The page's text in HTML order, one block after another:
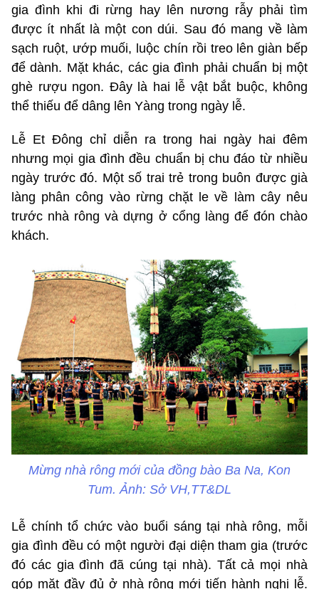
gia đình khi đi rừng hay lên nương rẫy phải tìm
được ít nhất là một con dúi. Sau đó mang về làm
sạch ruột, ướp muối, luộc chín rồi treo lên giàn bếp
để dành. Mặt khác, các gia đình phải chuẩn bị một
ghè rượu ngon. Đây là hai lễ vật bắt buộc, không
thể thiếu để dâng lên Yàng trong ngày lễ.
Lễ Et Đông chỉ diễn ra trong hai ngày hai đêm
nhưng mọi gia đình đều chuẩn bị chu đáo từ nhiều
ngày trước đó. Một số trai trẻ trong buôn được già
làng phân công vào rừng chặt le về làm cây nêu
trước nhà rông và dựng ở cổng làng để đón chào
khách.
Mừng nhà rông mới của đồng bào Ba Na, Kon
Tum. Ảnh: Sở VH,TT&DL
Lễ chính tổ chức vào buổi sáng tại nhà rông, mỗi
gia đình đều có một người đại diện tham gia (trước
đó các gia đình đã cúng tại nhà). Tất cả mọi nhà
góp mặt đầy đủ ở nhà rông mới tiến hành nghi lễ.